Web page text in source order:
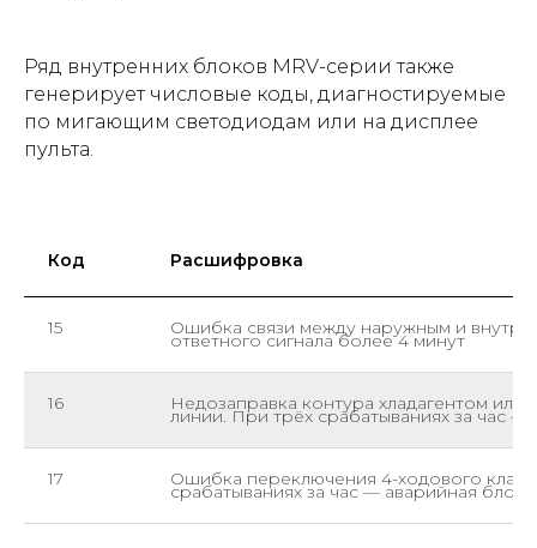
Ряд внутренних блоков MRV-серии также
генерирует числовые коды, диагностируемые
по мигающим светодиодам или на дисплее
пульта.
Код Расшифровка
15 Ошибка связи между наружным и
ответного сигнала более 4 минут
16 Недозаправка контура хладагентом или
линии. При трёх срабатываниях за час —
17 Ошибка переключения 4-ходового
срабатываниях за час — аварийная